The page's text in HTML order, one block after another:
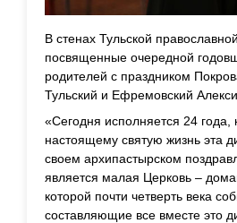
В стенах Тульской
посвященные очередной
родителей с праздником
Тульский и Ефремовский
«Сегодня исполняется 24
настоящему святую жизнь эта
своем архипастырском
является малая Церковь –
которой почти четверть века
составляющие все вместе это